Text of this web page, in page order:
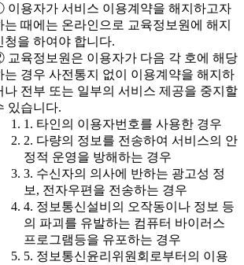
이용자가 서비스 이용계약을 해지하고자
는 때에는 온라인으로 교육정보원에 해지
청을 하여야 합니다.
교육정보원은 이용자가 다음 각 호에 해당
는 경우 사전통지 없이 이용계약을 해지하
나 전부 또는 일부의 서비스 제공을 중지할
있습니다.
1. 타인의 이용자번호를 사용한 경우
2. 다량의 정보를 전송하여 서비스의 안
정적 운영을 방해하는 경우
3. 수신자의 의사에 반하는 광고성 정
보, 전자우편을 전송하는 경우
4. 정보통신설비의 오작동이나 정보 등
의 파괴를 유발하는 컴퓨터 바이러스
프로그램등을 유포하는 경우
5. 정보통신윤리위원회로부터의 이용